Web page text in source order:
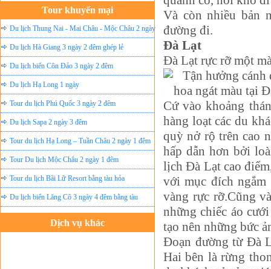
Tour khuyến mại
Du lịch Thung Nai - Mai Châu - Mộc Châu 2 ngày
ghép lẻ
Du lịch Hà Giang 3 ngày 2 đêm ghép lẻ
Du lịch biển Côn Đảo 3 ngày 2 đêm
Du lịch Hạ Long 1 ngày
Tour du lịch Phú Quốc 3 ngày 2 đêm
Du lịch Sapa 2 ngày 3 đêm
Tour du lịch Hạ Long – Tuần Châu 2 ngày 1 đêm
Tour Du lịch Mộc Châu 2 ngày 1 đêm
Tour du lịch Bãi Lữ Resort bằng tàu hỏa
Du lịch biển Lăng Cô 3 ngày 4 đêm bằng tàu
Dịch vụ khác
Đặt vé máy bay giá rẻ
Và còn nhiều bản
đường đi.
Đà Lạt
Đà Lạt rực rỡ một
Cứ vào khoảng
hàng loạt các du
quỳ nở rộ trên cao
hấp dẫn hơn bởi
lịch Đà Lạt cao
với mục đích ngắm
vàng rực rỡ.Cũng
những chiếc áo
tạo nên những bức
Đoạn đường từ Đà
Hai bên là rừng